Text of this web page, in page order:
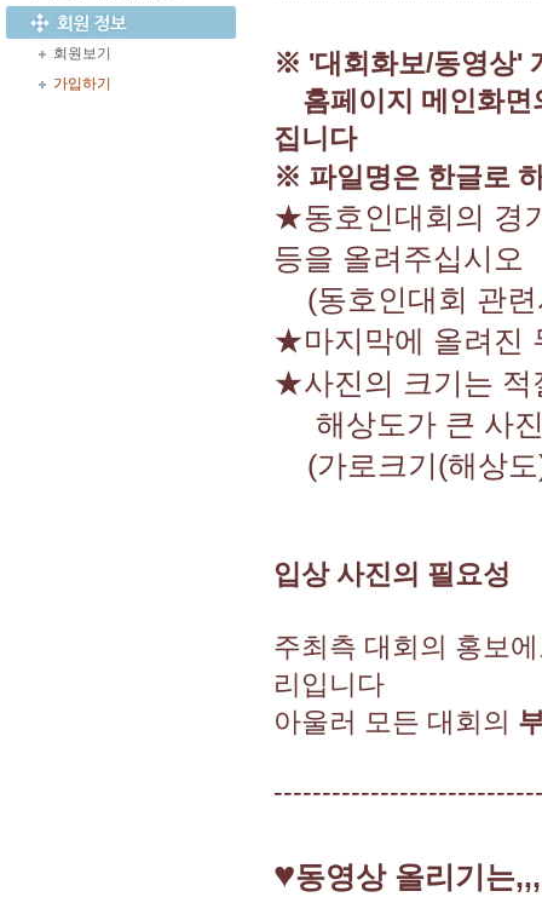
회원보기
가입하기
※ '대회화보/동영상'
홈페이지 메인화
집니다
※ 파일명은 한글로
★동호인대회의 경
등을 올려주십시오
(동호인대회 관련
★마지막에 올려진
★사진의 크기는 적
해상도가 큰 사
(가로크기(해상
입상 사진의 필요성
주최측 대회의 홍보
리입니다
아울러 모든 대회의
♥동영상 올리기는